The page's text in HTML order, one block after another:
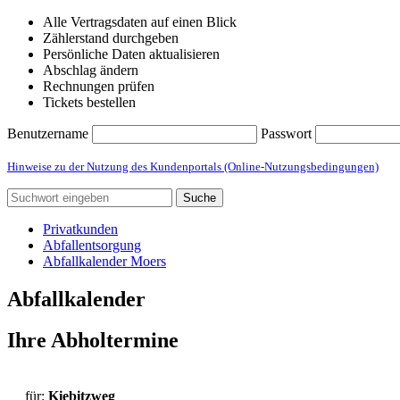
Alle Vertragsdaten auf einen Blick
Zählerstand durchgeben
Persönliche Daten aktualisieren
Abschlag ändern
Rechnungen prüfen
Tickets bestellen
Benutzername Passwort
Hinweise zu der Nutzung des Kundenportals (Online-Nutzungsbedingungen)
Suche
Privatkunden
Abfallentsorgung
Abfallkalender Moers
Abfallkalender
Ihre Abholtermine
für: Kiebitzweg